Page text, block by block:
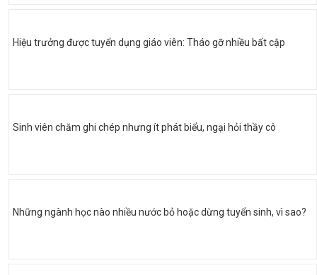
Hiệu trưởng được tuyển dụng giáo viên: Tháo gỡ nhiều bất cập
Sinh viên chăm ghi chép nhưng ít phát biểu, ngại hỏi thầy cô
Những ngành học nào nhiều nước bỏ hoặc dừng tuyển sinh, vì sao?